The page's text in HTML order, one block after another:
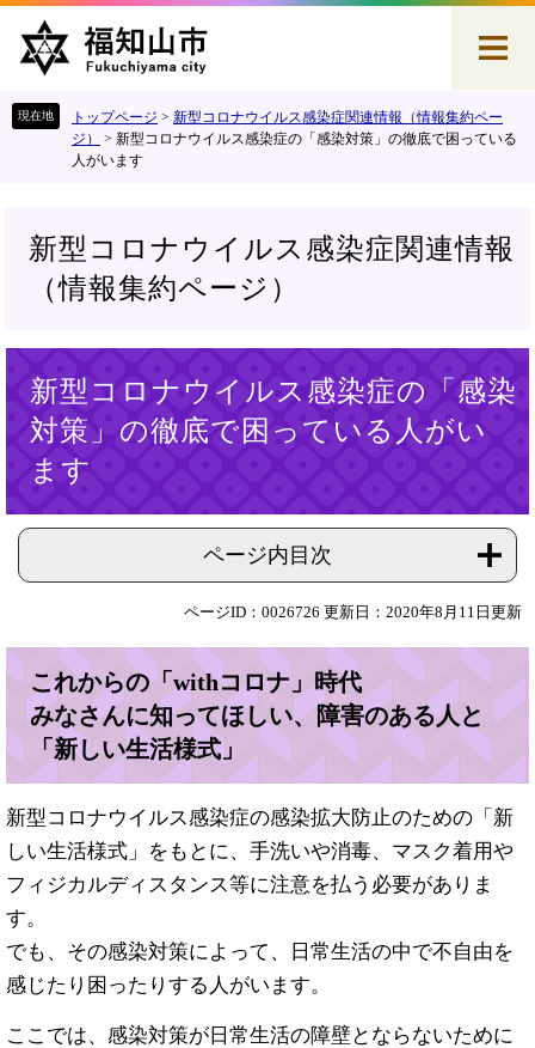
トップページ > 新型コロナウイルス感染症関連情報（情報集約ペー
ジ）
> 新型コロナウイルス感染症の「感染対策」の徹底で困っている
人がいます
新型コロナウイルス感染症関連情報
（情報集約ページ）
新型コロナウイルス感染症の「感染
対策」の徹底で困っている人がい
ます
ページ内目次
ページID：0026726 更新日：2020年8月11日更新
これからの「withコロナ」時代
みなさんに知ってほしい、障害のある人と
「新しい生活様式」
新型コロナウイルス感染症の感染拡大防止のための「新
しい生活様式」をもとに、手洗いや消毒、マスク着用や
フィジカルディスタンス等に注意を払う必要がありま
す。
でも、その感染対策によって、日常生活の中で不自由を
感じたり困ったりする人がいます。
ここでは、感染対策が日常生活の障壁とならないために